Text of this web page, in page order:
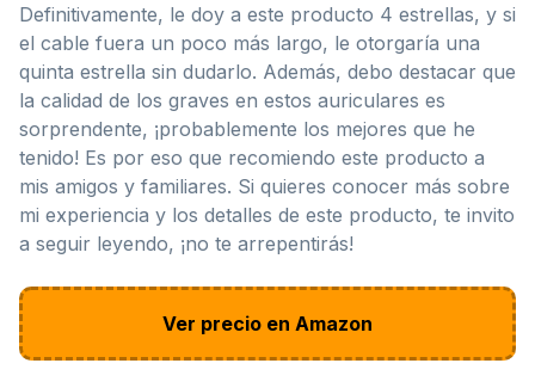
Definitivamente, le doy a este producto 4 estrellas, y si
el cable fuera un poco más largo, le otorgaría una
quinta estrella sin dudarlo. Además, debo destacar que
la calidad de los graves en estos auriculares es
sorprendente, ¡probablemente los mejores que he
tenido! Es por eso que recomiendo este producto a
mis amigos y familiares. Si quieres conocer más sobre
mi experiencia y los detalles de este producto, te invito
a seguir leyendo, ¡no te arrepentirás!
Ver precio en Amazon